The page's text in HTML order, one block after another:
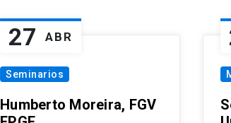
27 ABR
Seminarios
Humberto Moreira, FGV